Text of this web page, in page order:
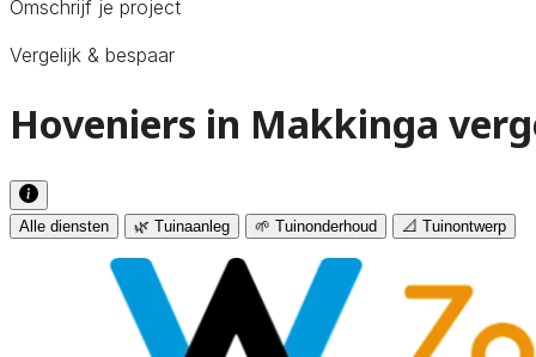
Omschrijf je project
Vergelijk & bespaar
Hoveniers in Makkinga
Alle diensten 🌿 Tuinaanleg 🌱 Tuinonderhoud 📐 Tuinontwerp